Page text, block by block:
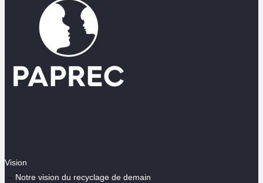
Vision
Notre vision du recyclage de demain